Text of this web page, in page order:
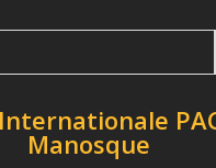
Manosque